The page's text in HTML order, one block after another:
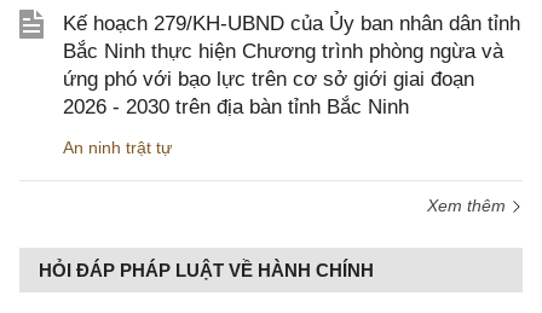
Kế hoạch 279/KH-UBND của Ủy ban nhân dân tỉnh
Bắc Ninh thực hiện Chương trình phòng ngừa và
ứng phó với bạo lực trên cơ sở giới giai đoạn
2026 - 2030 trên địa bàn tỉnh Bắc Ninh
An ninh trật tự
Xem thêm
HỎI ĐÁP PHÁP LUẬT VỀ HÀNH CHÍNH